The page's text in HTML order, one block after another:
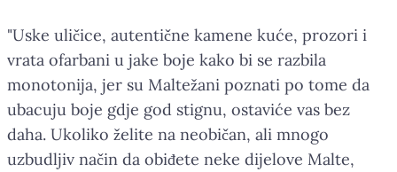
"Uske uličice, autentične kamene kuće, prozori i
vrata ofarbani u jake boje kako bi se razbila
monotonija, jer su Maltežani poznati po tome da
ubacuju boje gdje god stignu, ostaviće vas bez
daha. Ukoliko želite na neobičan, ali mnogo
uzbudljiv način da obiđete neke dijelove Malte,